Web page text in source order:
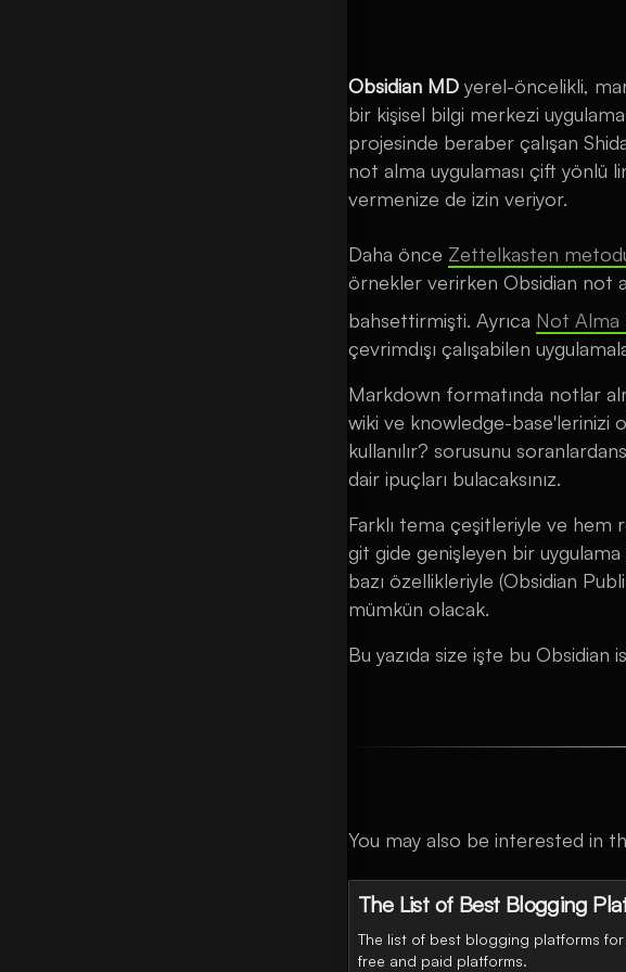
Obsidian MD yerel-öncelikli,
bir kişisel bilgi merkezi
projesinde beraber çalışan
not alma uygulaması çift yönlü
vermenize de izin veriyor.
Daha önce Zettelkasten
örnekler verirken Obsidian not
bahsettirmişti. Ayrıca Not Alma
çevrimdışı çalışabilen
Markdown formatında notlar
wiki ve knowledge-base'lerinizi
kullanılır? sorusunu
dair ipuçları bulacaksınız.
Farklı tema çeşitleriyle ve
git gide genişleyen bir uygulama
bazı özellikleriyle (Obsidian
mümkün olacak.
Bu yazıda size işte bu
You may also be interested in
The List of Best Blogging
The list of best blogging platforms
free and paid platforms.